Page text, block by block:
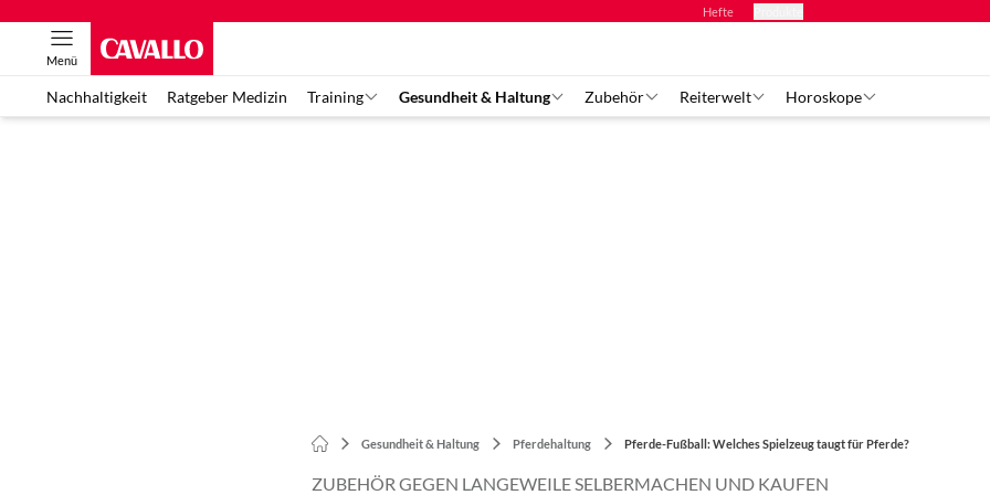
Hefte
Menü
Nachhaltigkeit Ratgeber Medizin Training Gesundheit & Haltung Zubehör Reiterwelt Horoskope
Gesundheit & Haltung Pferdehaltung Pferde-Fußball: Welches Spielzeug taugt für Pferde?
ZUBEHÖR GEGEN LANGEWEILE SELBERMACHEN UND KAUFEN